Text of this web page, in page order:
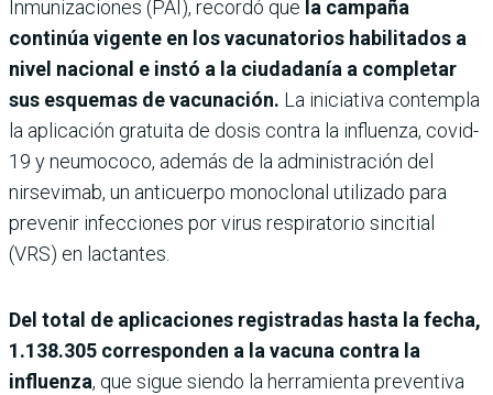
Inmunizaciones (PAI), recordó que la campaña
continúa vigente en los vacunatorios habilitados a
nivel nacional e instó a la ciudadanía a completar
sus esquemas de vacunación. La iniciativa contempla
la aplicación gratuita de dosis contra la influenza, covid-
19 y neumococo, además de la administración del
nirsevimab, un anticuerpo monoclonal utilizado para
prevenir infecciones por virus respiratorio sincitial
(VRS) en lactantes.
Del total de aplicaciones registradas hasta la fecha,
1.138.305 corresponden a la vacuna contra la
influenza, que sigue siendo la herramienta preventiva